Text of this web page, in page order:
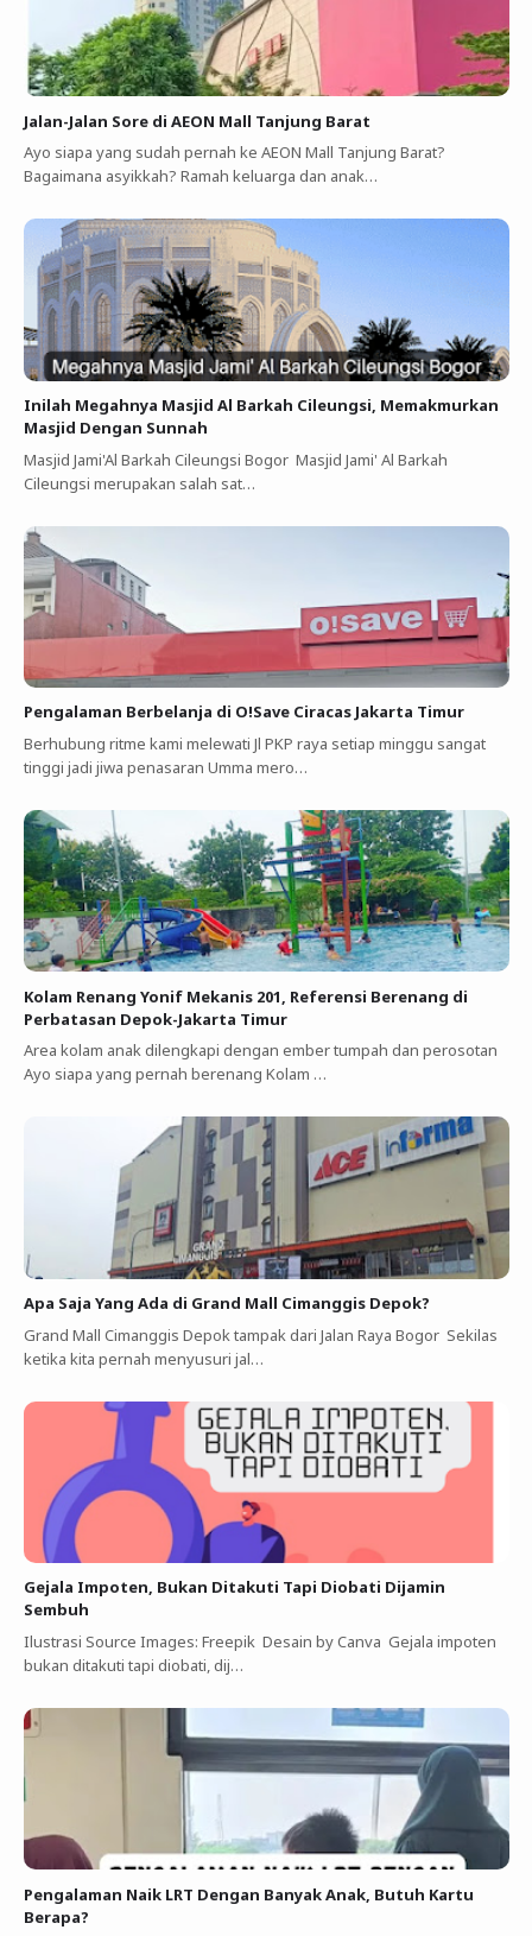
Jalan-Jalan Sore di AEON Mall Tanjung Barat
Ayo siapa yang sudah pernah ke AEON Mall Tanjung Barat?
Bagaimana asyikkah? Ramah keluarga dan anak…
Inilah Megahnya Masjid Al Barkah Cileungsi, Memakmurkan
Masjid Dengan Sunnah
Masjid Jami'Al Barkah Cileungsi Bogor Masjid Jami' Al Barkah
Cileungsi merupakan salah sat…
Pengalaman Berbelanja di O!Save Ciracas Jakarta Timur
Berhubung ritme kami melewati Jl PKP raya setiap minggu sangat
tinggi jadi jiwa penasaran Umma mero…
Kolam Renang Yonif Mekanis 201, Referensi Berenang di
Perbatasan Depok-Jakarta Timur
Area kolam anak dilengkapi dengan ember tumpah dan perosotan
Ayo siapa yang pernah berenang Kolam …
Apa Saja Yang Ada di Grand Mall Cimanggis Depok?
Grand Mall Cimanggis Depok tampak dari Jalan Raya Bogor Sekilas
ketika kita pernah menyusuri jal…
Gejala Impoten, Bukan Ditakuti Tapi Diobati Dijamin
Sembuh
Ilustrasi Source Images: Freepik Desain by Canva Gejala impoten
bukan ditakuti tapi diobati, dij…
Pengalaman Naik LRT Dengan Banyak Anak, Butuh Kartu
Berapa?